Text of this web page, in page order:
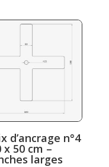
prix :
97,30 €
d’ancrage n°4
x 50 cm –
larges